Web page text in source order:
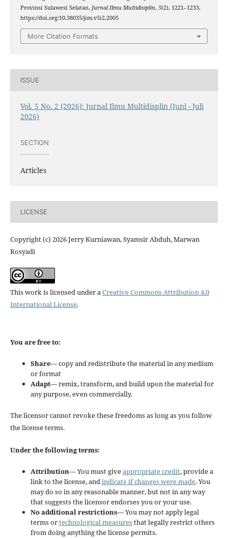
Provinsi Sulawesi Selatan. Jurnal Ilmu Multidisiplin, 5(2), 1221–1233.
https://doi.org/10.38035/jim.v5i2.2005
More Citation Formats
ISSUE
Vol. 5 No. 2 (2026): Jurnal Ilmu Multidisplin (Juni - Juli
2026)
SECTION
Articles
LICENSE
Copyright (c) 2026 Jerry Kurniawan, Syamsir Abduh, Marwan
Rosyadi
This work is licensed under aCreative Commons Attribution 4.0
International License.
You are free to:
Share— copy and redistribute the material in any medium
or format
Adapt— remix, transform, and build upon the material for
any purpose, even commercially.
The licensor cannot revoke these freedoms as long as you follow
the license terms.
Under the following terms:
Attribution— You must giveappropriate credit, provide a
link to the license, andindicate if changes were made. You
may do so in any reasonable manner, but not in any way
that suggests the licensor endorses you or your use.
No additional restrictions— You may not apply legal
terms ortechnological measuresthat legally restrict others
from doing anything the license permits.